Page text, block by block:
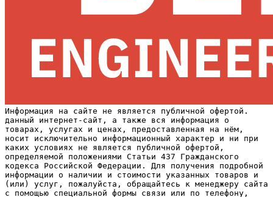
Информация на сайте не является публичной офертой.
данный интернет-сайт, а также вся информация о
товарах, услугах и ценах, предоставленная на нём,
носит исключительно информационный характер и ни при
каких условиях не является публичной офертой,
определяемой положениями Статьи 437 Гражданского
кодекса Российской Федерации. Для получения подробной
информации о наличии и стоимости указанных товаров и
(или) услуг, пожалуйста, обращайтесь к менеджеру сайта
с помощью специальной формы связи или по телефону,